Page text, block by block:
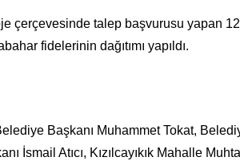
çerçevesinde talep başvurusu yapan
fidelerinin dağıtımı yapıldı.
Başkanı Muhammet Tokat,
İsmail Atıcı, Kızılcayıkık Mahalle